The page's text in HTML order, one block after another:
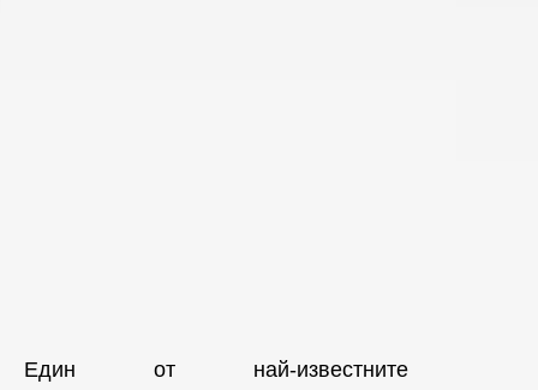
Един от най-известните